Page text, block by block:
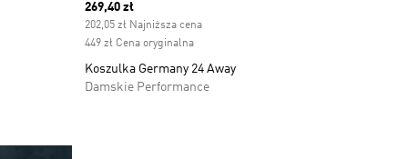
Current price
269,40 zł
202,05 zł Najniższa cena
449 zł Cena oryginalna
Koszulka Germany 24 Away
Damskie Performance